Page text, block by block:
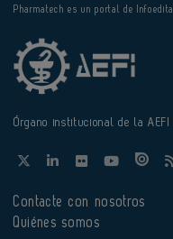
Pharmatech es un portal de Infoedita
Órgano institucional de la AEFI
Contacte con nosotros
Quiénes somos